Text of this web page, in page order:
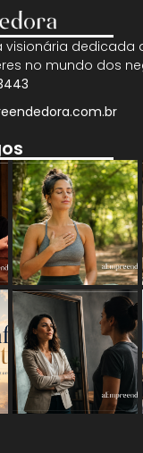
dedicada
no mundo dos